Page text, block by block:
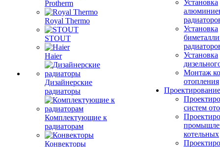
Protherm
Royal Thermo
STOUT
Haier
Дизайнерские
радиаторы
Комплектующие к
радиаторам
Конвекторы
Установка
Установка
Установка
Монтаж
отопления
Проектирование
систем
котельных